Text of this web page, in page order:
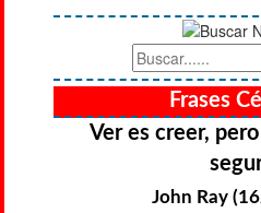
Frases
Ver es creer,
John Ray